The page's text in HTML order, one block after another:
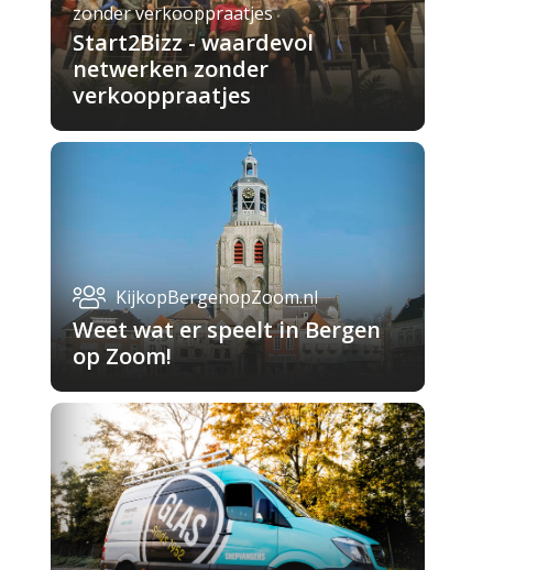
zonder verkooppraatjes
Start2Bizz - waardevol
netwerken zonder
verkooppraatjes
KijkopBergenopZoom.nl
Weet wat er speelt in Bergen
op Zoom!